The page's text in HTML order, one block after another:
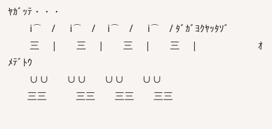
ﾔｶﾞｯﾃ・・・
i⌒ / i⌒ / i⌒ / i⌒ / ﾀﾞｶﾞﾖｸﾔｯﾀｿﾞ
三 | 三 | 三 | 三 | ｵ
ﾒﾃﾞﾄｳ
∪ ∪ ∪ ∪ ∪ ∪ ∪ ∪
三三 三三 三三 三三